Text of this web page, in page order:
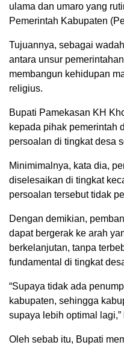
ulama dan umaro yang
Pemerintah Kabupaten
Tujuannya, sebagai
antara unsur
membangun kehidupan
religius.
Bupati Pamekasan KH
kepada pihak pemerintah
persoalan di tingkat desa
Minimimalnya, kata dia,
diselesaikan di tingkat
persoalan tersebut tidak
Dengan demikian,
dapat bergerak ke arah
berkelanjutan, tanpa
fundamental di tingkat
“Supaya tidak ada
kabupaten, sehingga
supaya lebih optimal lagi,”
Oleh sebab itu, Bupati